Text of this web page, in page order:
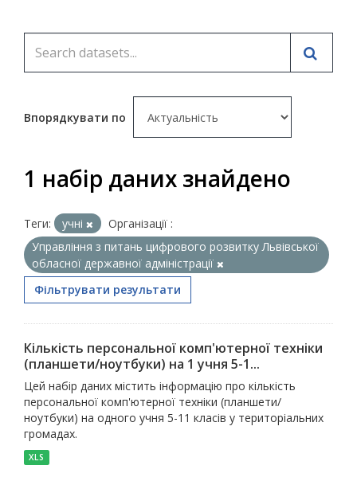
Впорядкувати по
1 набір даних знайдено
Теги: учні
Організації :
Управління з питань цифрового розвитку Львівської
обласної державної адміністрації
Фільтрувати результати
Кількість персональної комп'ютерної техніки
(планшети/ноутбуки) на 1 учня 5-1...
Цей набір даних містить інформацію про кількість
персональної комп'ютерної техніки (планшети/
ноутбуки) на одного учня 5-11 класів у територіальних
громадах.
XLS